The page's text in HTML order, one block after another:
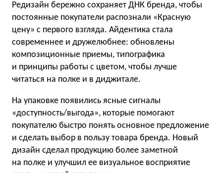
Редизайн бережно сохраняет ДНК бренда, чтобы
постоянные покупатели распознали «Красную
цену» с первого взгляда. Айдентика стала
современнее и дружелюбнее: обновлены
композиционные приемы, типографика
и принципы работы с цветом, чтобы лучше
читаться на полке и в диджитале.
На упаковке появились ясные сигналы
«доступность/выгода», которые помогают
покупателю быстро понять основное предложение
и сделать выбор в пользу товара бренда. Новый
дизайн сделал продукцию более заметной
на полке и улучшил ее визуальное восприятие